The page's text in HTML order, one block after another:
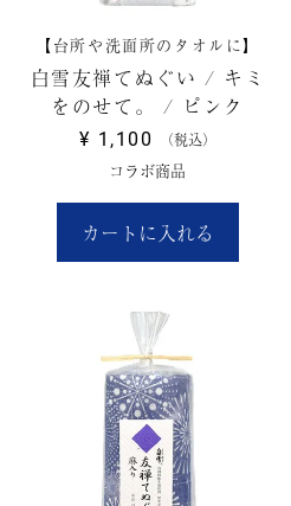
【台所や洗面所のタオルに】
白雪友禅てぬぐい / キミ
をのせて。 / ピンク
¥ 1,100 税込
コラボ商品
カートに入れる